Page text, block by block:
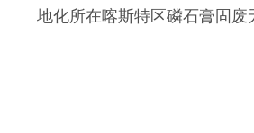
上海启动餐饮行业个人信息保护普法培训，首批涉及1.6万家门店 全球百事通